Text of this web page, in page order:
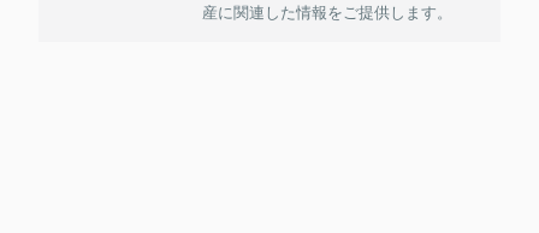
産に関連した情報をご提供します。